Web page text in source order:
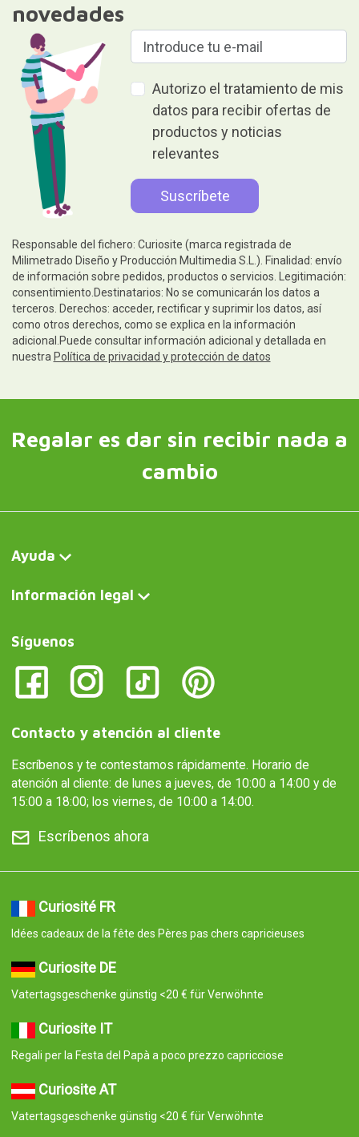
novedades
Autorizo el tratamiento de mis
datos para recibir ofertas de
productos y noticias
relevantes
Responsable del fichero: Curiosite (marca registrada de
Milimetrado Diseño y Producción Multimedia S.L.). Finalidad: envío
de información sobre pedidos, productos o servicios. Legitimación:
consentimiento.Destinatarios: No se comunicarán los datos a
terceros. Derechos: acceder, rectificar y suprimir los datos, así
como otros derechos, como se explica en la información
adicional.Puede consultar información adicional y detallada en
nuestra Política de privacidad y protección de datos
Regalar es dar sin recibir nada a
cambio
Ayuda
Información legal
Síguenos
Contacto y atención al cliente
Escríbenos y te contestamos rápidamente. Horario de
atención al cliente: de lunes a jueves, de 10:00 a 14:00 y de
15:00 a 18:00; los viernes, de 10:00 a 14:00.
Escríbenos ahora
Curiosité FR
Idées cadeaux de la fête des Pères pas chers capricieuses
Curiosite DE
Vatertagsgeschenke günstig <20 € für Verwöhnte
Curiosite IT
Regali per la Festa del Papà a poco prezzo capricciose
Curiosite AT
Vatertagsgeschenke günstig <20 € für Verwöhnte